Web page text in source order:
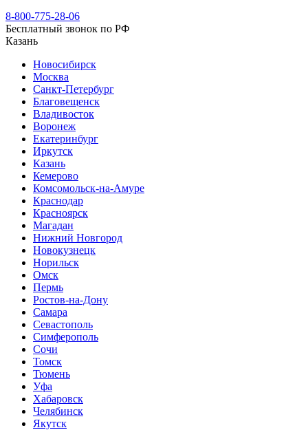
8-800-775-28-06
Бесплатный звонок по РФ
Казань
Новосибирск
Москва
Санкт-Петербург
Благовещенск
Владивосток
Воронеж
Екатеринбург
Иркутск
Казань
Кемерово
Комсомольск-на-Амуре
Краснодар
Красноярск
Магадан
Нижний Новгород
Новокузнецк
Норильск
Омск
Пермь
Ростов-на-Дону
Самара
Севастополь
Симферополь
Сочи
Томск
Тюмень
Уфа
Хабаровск
Челябинск
Якутск